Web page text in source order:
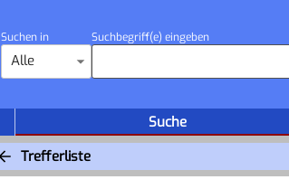
Suchen in
Alle
Suchbegriff(e) eingeben
Suche
Trefferliste